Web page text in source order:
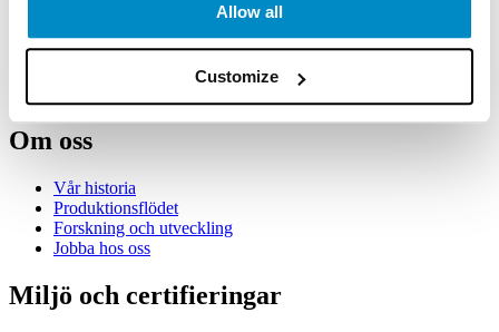
Allow all
Customize
Returer
Reklamationer
Om oss
Vår historia
Produktionsflödet
Forskning och utveckling
Jobba hos oss
Miljö och certifieringar